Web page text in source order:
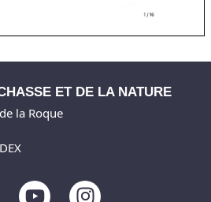
ET DE LA NATURE
la Roque
Y
I